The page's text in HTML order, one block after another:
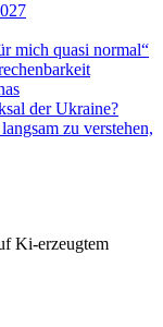
mich quasi normal“
der Ukraine?
zu verstehen,